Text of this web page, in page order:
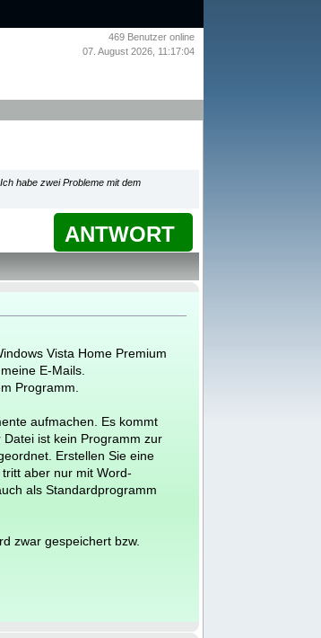
469 Benutzer online
07. August 2026, 11:17:04
habe zwei Probleme mit dem
ANTWORT
Vista Home Premium
E-Mails.
Programm.
aufmachen. Es kommt
ist kein Programm zur
Erstellen Sie eine
aber nur mit Word-
als Standardprogramm
zwar gespeichert bzw.